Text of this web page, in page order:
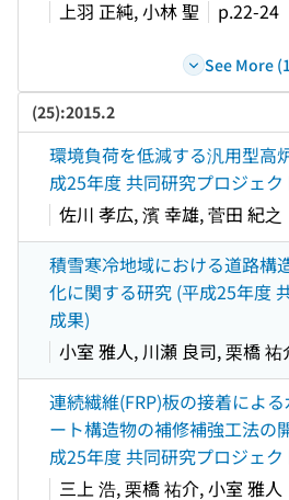
上羽 正純, 小林 聖
p.22-24
See More
(25):2015.2
環境負荷を低減する汎用型高
成25年度 共同研究プロジェク
佐川 孝広, 濱 幸雄, 菅田 紀之
積雪寒冷地域における道路構
化に関する研究 (平成25年度
成果)
小室 雅人, 川瀬 良司, 栗橋 祐
連続繊維(FRP)板の接着によ
ート構造物の補修補強工法の
成25年度 共同研究プロジェク
三上 浩, 栗橋 祐介, 小室 雅人